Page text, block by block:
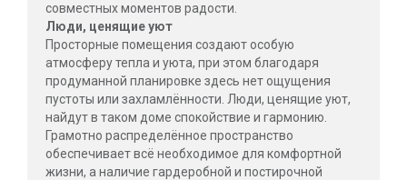
совместных моментов радости.
Люди, ценящие уют
Просторные помещения создают особую
атмосферу тепла и уюта, при этом благодаря
продуманной планировке здесь нет ощущения
пустоты или захламлённости. Люди, ценящие уют,
найдут в таком доме спокойствие и гармонию.
Грамотно распределённое пространство
обеспечивает всё необходимое для комфортной
жизни, а наличие гардеробной и постирочной